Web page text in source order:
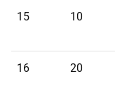
15 10
16 20